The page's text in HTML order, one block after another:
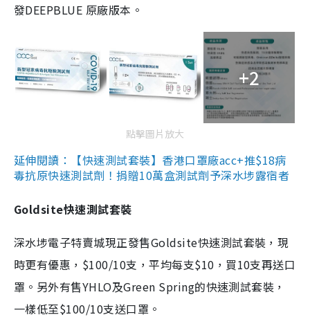
發DEEPBLUE 原廠版本。
+2
點擊圖片放大
延伸閱讀：【快速測試套裝】香港口罩廠acc+推$18病
毒抗原快速測試劑！捐贈10萬盒測試劑予深水埗露宿者
Goldsite快速測試套裝
深水埗電子特賣城現正發售Goldsite快速測試套裝，現
時更有優惠，$100/10支，平均每支$10，買10支再送口
罩。另外有售YHLO及Green Spring的快速測試套裝，
一樣低至$100/10支送口罩。